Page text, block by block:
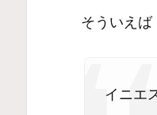
そういえば
イニエ